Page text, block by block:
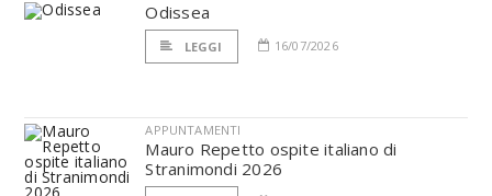
Odissea
LEGGI 16/07/2026
APPUNTAMENTI
Mauro Repetto ospite italiano di
Stranimondi 2026